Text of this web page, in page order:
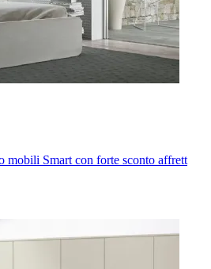
mobili Smart con forte sconto affrett